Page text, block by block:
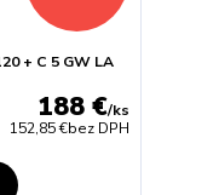
+ C 5 GW LA
188 €/ks
152,85 €bez DPH